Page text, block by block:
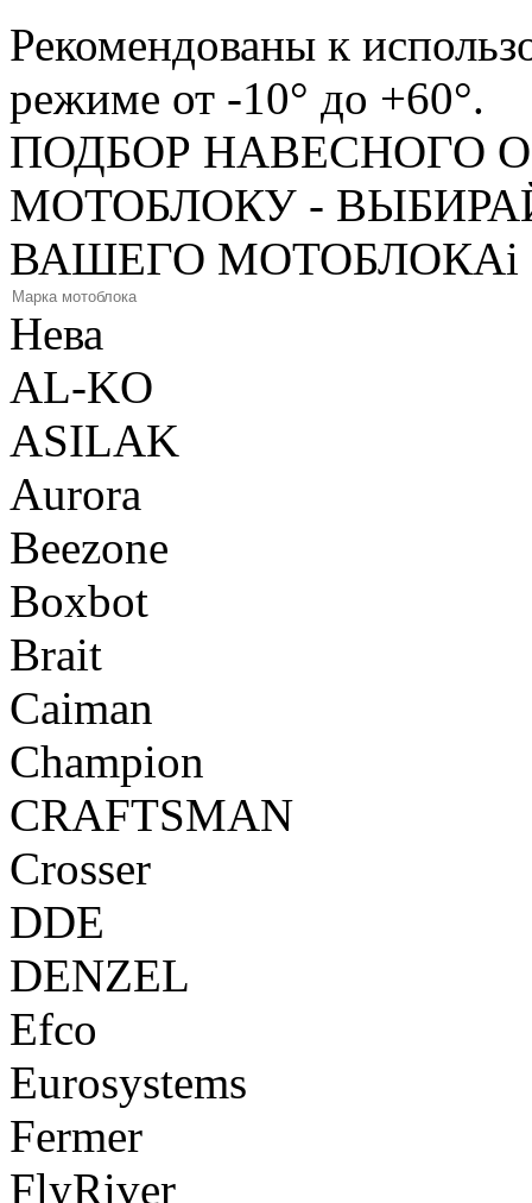
Рекомендованы к
режиме от -10° до +60°.
ПОДБОР НАВЕСНОГО
МОТОБЛОКУ -
ВАШЕГО МОТОБЛОКАi
Нева
AL-KO
ASILAK
Aurora
Beezone
Boxbot
Brait
Caiman
Champion
CRAFTSMAN
Crosser
DDE
DENZEL
Efco
Eurosystems
Fermer
FlyRiver